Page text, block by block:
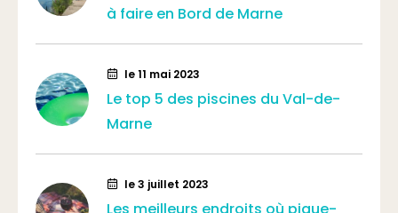
à faire en Bord de Marne
le 11 mai 2023
Le top 5 des piscines du Val-de-
Marne
le 3 juillet 2023